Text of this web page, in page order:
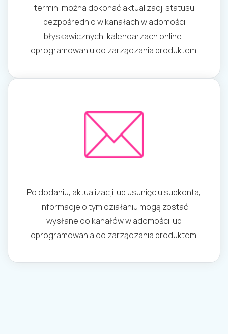
termin, można dokonać aktualizacji statusu
bezpośrednio w kanałach wiadomości
błyskawicznych, kalendarzach online i
oprogramowaniu do zarządzania produktem.
Po dodaniu, aktualizacji lub usunięciu subkonta,
informacje o tym działaniu mogą zostać
wysłane do kanałów wiadomości lub
oprogramowania do zarządzania produktem.